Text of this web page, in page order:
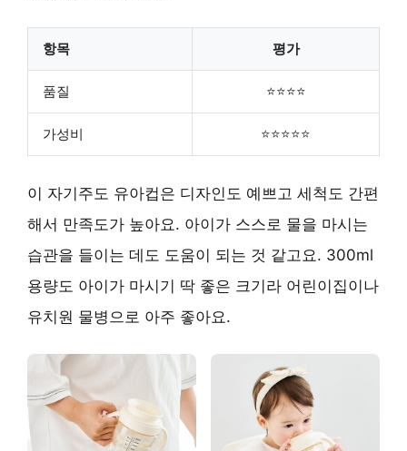
항목 평가
품질 ⭐⭐⭐⭐
가성비 ⭐⭐⭐⭐⭐
이 자기주도 유아컵은 디자인도 예쁘고 세척도 간편
해서 만족도가 높아요. 아이가 스스로 물을 마시는
습관을 들이는 데도 도움이 되는 것 같고요. 300ml
용량도 아이가 마시기 딱 좋은 크기라 어린이집이나
유치원 물병으로 아주 좋아요.